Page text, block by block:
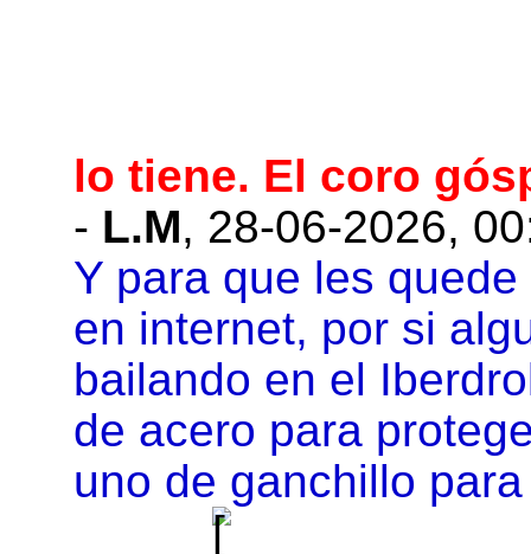
lo tiene. El coro
- L.M, 28-06-2026,
Y para que les
en internet, por si
bailando en el
de acero para
uno de ganchillo